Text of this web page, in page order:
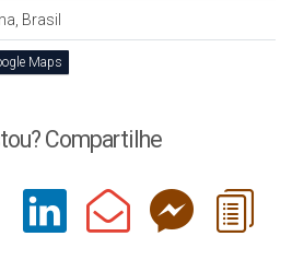
Brasil
Maps
Compartilhe